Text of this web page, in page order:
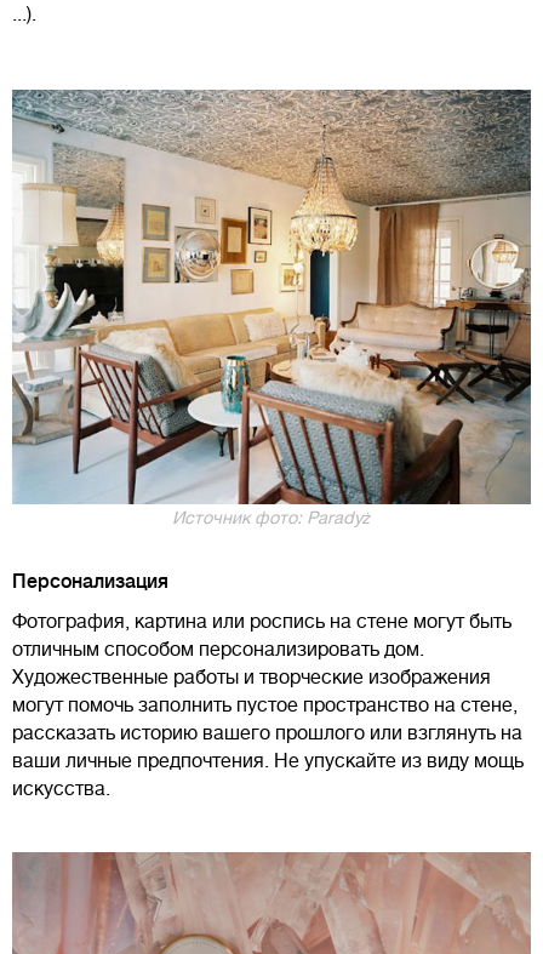
...).
Источник фото: Paradyż
Персонализация
Фотография, картина или роспись на стене могут быть
отличным способом персонализировать дом.
Художественные работы и творческие изображения
могут помочь заполнить пустое пространство на стене,
рассказать историю вашего прошлого или взглянуть на
ваши личные предпочтения. Не упускайте из виду мощь
искусства.